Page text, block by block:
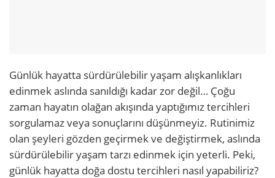
Günlük hayatta sürdürülebilir yaşam alışkanlıkları
edinmek aslında sanıldığı kadar zor değil… Çoğu
zaman hayatın olağan akışında yaptığımız tercihleri
sorgulamaz veya sonuçlarını düşünmeyiz. Rutinimiz
olan şeyleri gözden geçirmek ve değiştirmek, aslında
sürdürülebilir yaşam tarzı edinmek için yeterli. Peki,
günlük hayatta doğa dostu tercihleri nasıl yapabiliriz?